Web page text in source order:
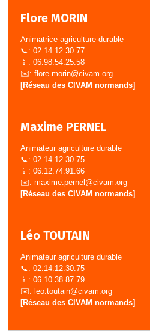
Flore MORIN
Animatrice agriculture durable
📞: 02.14.12.30.77
📱: 06.98.54.25.58
✉️: flore.morin@civam.org
[Réseau des CIVAM normands]
Maxime PERNEL
Animateur agriculture durable
📞: 02.14.12.30.75
📱: 06.12.74.91.66
✉️: maxime.pernel@civam.org
[Réseau des CIVAM normands]
Léo TOUTAIN
Animateur agriculture durable
📞: 02.14.12.30.75
📱: 06.10.38.87.79
✉️: leo.toutain@civam.org
[Réseau des CIVAM normands]